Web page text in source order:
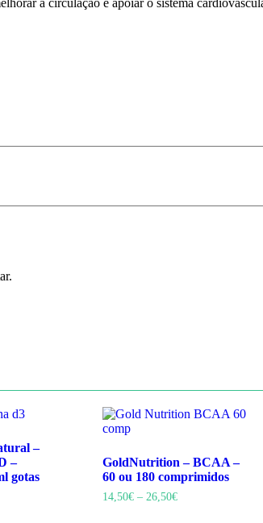
a circulação e apoiar o sistema
–
–
gotas
GoldNutrition – BCAA –
60 ou 180 comprimidos
14,50€ – 26,50€Price